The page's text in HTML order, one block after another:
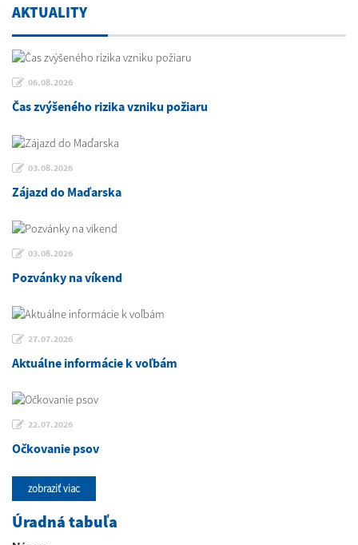
AKTUALITY
06.08.2026
Čas zvýšeného rizika vzniku požiaru
03.08.2026
Zájazd do Maďarska
03.08.2026
Pozvánky na víkend
27.07.2026
Aktuálne informácie k voľbám
22.07.2026
Očkovanie psov
zobraziť viac
Úradná tabuľa